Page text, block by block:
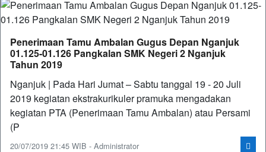
Penerimaan Tamu Ambalan Gugus Depan Nganjuk
01.125-01.126 Pangkalan SMK Negeri 2 Nganjuk
Tahun 2019
Nganjuk | Pada Hari Jumat – Sabtu tanggal 19 - 20 Juli
2019 kegiatan ekstrakurikuler pramuka mengadakan
kegiatan PTA (Penerimaan Tamu Ambalan) atau Persami
(P
20/07/2019 21:45 WIB - Administrator